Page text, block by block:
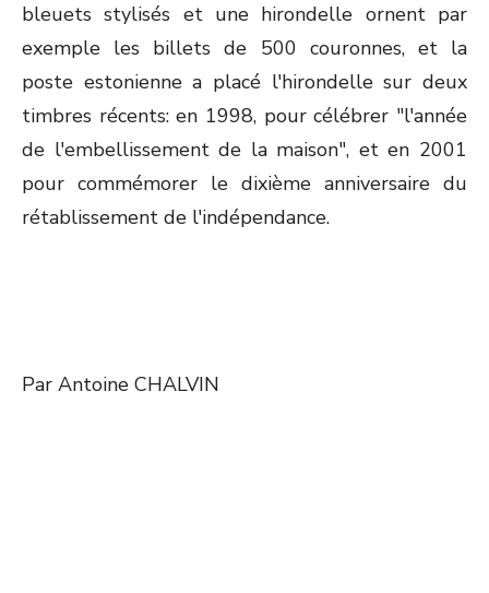
bleuets stylisés et une hirondelle ornent par
exemple les billets de 500 couronnes, et la
poste estonienne a placé l'hirondelle sur deux
timbres récents: en 1998, pour célébrer "l'année
de l'embellissement de la maison", et en 2001
pour commémorer le dixième anniversaire du
rétablissement de l'indépendance.
Par Antoine CHALVIN